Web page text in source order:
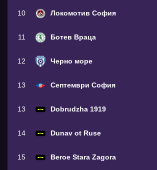
10 Локомотив София
11 Ботев Враца
12 Черно море
13 Септември София
13 Dobrudzha 1919
14 Dunav ot Ruse
15 Beroe Stara Zagora